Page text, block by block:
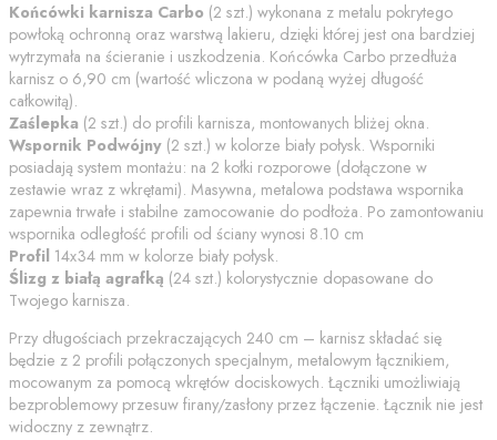
Końcówki karnisza Carbo (2 szt.) wykonana z metalu pokrytego
powłoką ochronną oraz warstwą lakieru, dzięki której jest ona bardziej
wytrzymała na ścieranie i uszkodzenia. Końcówka Carbo przedłuża
karnisz o 6,90 cm (wartość wliczona w podaną wyżej długość
całkowitą).
Zaślepka (2 szt.) do profili karnisza, montowanych bliżej okna.
Wspornik Podwójny (2 szt.) w kolorze biały połysk. Wsporniki
posiadają system montażu: na 2 kołki rozporowe (dołączone w
zestawie wraz z wkrętami). Masywna, metalowa podstawa wspornika
zapewnia trwałe i stabilne zamocowanie do podłoża. Po zamontowaniu
wspornika odległość profili od ściany wynosi 8.10 cm
Profil 14x34 mm w kolorze biały połysk.
Ślizg z białą agrafką (24 szt.) kolorystycznie dopasowane do
Twojego karnisza.
Przy długościach przekraczających 240 cm – karnisz składać się
będzie z 2 profili połączonych specjalnym, metalowym łącznikiem,
mocowanym za pomocą wkrętów dociskowych. Łączniki umożliwiają
bezproblemowy przesuw firany/zasłony przez łączenie. Łącznik nie jest
widoczny z zewnątrz.